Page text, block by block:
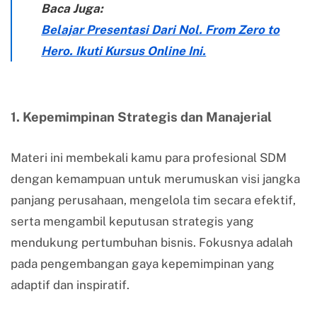
Baca Juga:
Belajar Presentasi Dari Nol. From Zero to
Hero. Ikuti Kursus Online Ini.
1. Kepemimpinan Strategis dan Manajerial
Materi ini membekali kamu para profesional SDM
dengan kemampuan untuk merumuskan visi jangka
panjang perusahaan, mengelola tim secara efektif,
serta mengambil keputusan strategis yang
mendukung pertumbuhan bisnis. Fokusnya adalah
pada pengembangan gaya kepemimpinan yang
adaptif dan inspiratif.